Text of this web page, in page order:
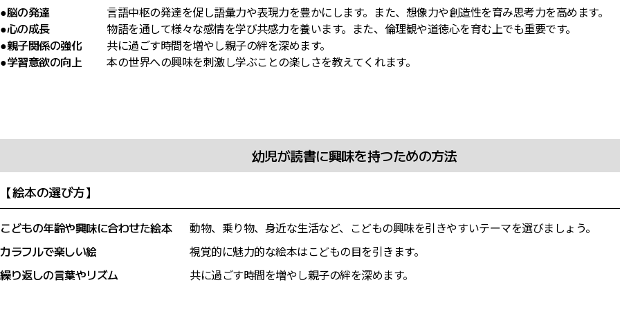
●脳の発達
言語中枢の発達を促し語彙力や表現力を豊かにします。また、想像力や創造性を育み思考力を高めます。
●心の成長
物語を通して様々な感情を学び共感力を養います。また、倫理観や道徳心を育む上でも重要です。
●親子関係の強化
共に過ごす時間を増やし親子の絆を深めます。
●学習意欲の向上
本の世界への興味を刺激し学ぶことの楽しさを教えてくれます。
幼児が読書に興味を持つための方法
【絵本の選び方】
こどもの年齢や興味に合わせた絵本
動物、乗り物、身近な生活など、こどもの興味を引きやすいテーマを選びましょう。
カラフルで楽しい絵
視覚的に魅力的な絵本はこどもの目を引きます。
繰り返しの言葉やリズム
共に過ごす時間を増やし親子の絆を深めます。